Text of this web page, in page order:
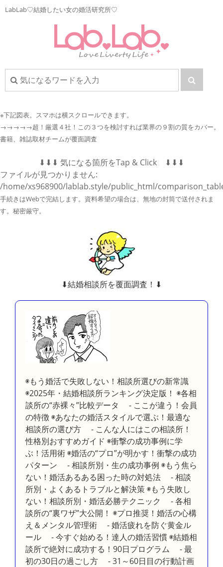
LabLab♡結婚したい女の婚活研究所♡
※下記図表。 スマホは横スクロールできます。
→→→→→超！厳選４社！この３つを検討すれば業界の９割の質をカバー。
書籍、雑誌取材チームが覆面調査
⬇︎⬇︎⬇︎ 気になる箇所をTap & Click ⬇︎⬇︎⬇︎
ファイルが見つかりません:
/home/xs968900/lablab.style/public_html/
手続きはWebで完結します。資料希望の場合は、無地の封筒で送付されま
す。秘密厳守。
⬇︎結婚相談所を覆面調査！⬇︎
◉もう婚活で失敗しない！相談所選びの新常識
◉2025年・結婚相談所ランキング決定版！ ◉各相
談所の“赤裸々”比較データ - ここが違う！会員
の特徴 ◉あなたの婚活スタイルで選ぶ！最適な
相談所の選び方 - こんな人にはこの相談所！
性格別おすすめガイド ◉衝撃の成功事例に学
ぶ！活用術 ◉婚活の“プロ”が明かす！衝撃の成功
パターン - 相談所別・生の成功事例 ◉もう焦ら
ない！婚活あるある困った時の対処法 - 相談
所別・よくあるトラブルと解決策 ◉もう失敗し
ない！相談所別・婚活必勝テクニック - 各相
談所の“裏ワザ”大公開！ ◉プロ推奨！婚活の心構
え＆メンタル管理術 - 婚活疲れを防ぐ黄金ル
ール - 今すぐ始める！達人の婚活習慣 ◉結婚相
談所で絶対に成功する！90日プログラム - 最
初の30日の過ごし方 - 31～60日目の行動計画